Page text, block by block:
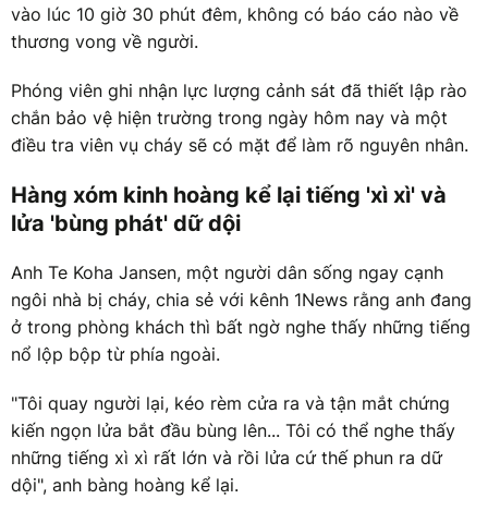
vào lúc 10 giờ 30 phút đêm, không có báo cáo nào về
thương vong về người.
Phóng viên ghi nhận lực lượng cảnh sát đã thiết lập rào
chắn bảo vệ hiện trường trong ngày hôm nay và một
điều tra viên vụ cháy sẽ có mặt để làm rõ nguyên nhân.
Hàng xóm kinh hoàng kể lại tiếng 'xì xì' và
lửa 'bùng phát' dữ dội
Anh Te Koha Jansen, một người dân sống ngay cạnh
ngôi nhà bị cháy, chia sẻ với kênh 1News rằng anh đang
ở trong phòng khách thì bất ngờ nghe thấy những tiếng
nổ lộp bộp từ phía ngoài.
"Tôi quay người lại, kéo rèm cửa ra và tận mắt chứng
kiến ngọn lửa bắt đầu bùng lên... Tôi có thể nghe thấy
những tiếng xì xì rất lớn và rồi lửa cứ thế phun ra dữ
dội", anh bàng hoàng kể lại.